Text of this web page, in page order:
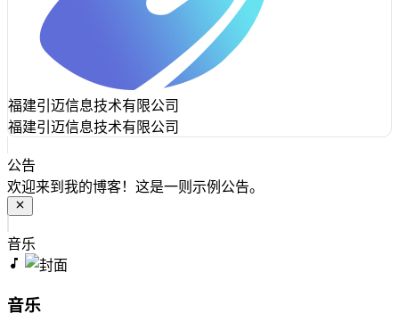
福建引迈信息技术有限公司
福建引迈信息技术有限公司
公告
欢迎来到我的博客！这是一则示例公告。
音乐
音乐